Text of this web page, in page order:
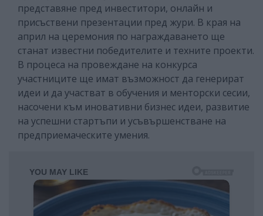
представяне пред инвеститори, онлайн и
присъствени презентации пред жури. В края на
април на церемония по награждаването ще
станат известни победителите и техните проекти.
В процеса на провеждане на конкурса
участниците ще имат възможност да генерират
идеи и да участват в обучения и менторски сесии,
насочени към иновативни бизнес идеи, развитие
на успешни стартъпи и усъвършенстване на
предприемаческите умения.